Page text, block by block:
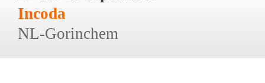
Incoda
NL-Gorinchem